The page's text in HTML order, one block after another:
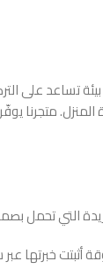
على
متجرنا
التي تحمل
خبرتها عبر